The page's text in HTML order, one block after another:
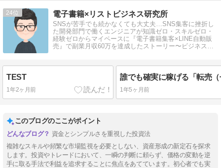
24 電子書籍×リストビジネス研究所
SNSが苦手でも続かなくても大丈夫…SNS集客に挫折し
た開発部門で働くエンジニアが知識ゼロ・スキルゼロ・
経験ゼロからマイペースに『電子書籍集客×LINE自動販
売』で副業月収60万を達成したストーリー〜ビジネス・
TEST
1年2ヶ月前 1年5ヶ月前
このブログのここがポイント
資金とシンプルさを重視した投資法
複雑なスキルや頻繁な市場監視を必要としない、資産形成の新定石を探求
します。投資やトレードにおいて、一瞬の判断に頼らず、価格の変動を逆
手に取る手法で利益を追求することに焦点をあてています。初心者でも実